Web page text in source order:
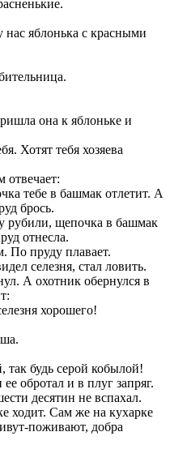
яблонька с красными
она к яблоньке и
Хотят тебя хозяева
отвечает:
тебе в башмак отлетит. А
брось.
рубили, щепочка в башмак
отнесла.
По пруду плавает.
селезня, стал ловить.
А охотник обернулся в
хорошего!
будь серой кобылой!
обротал и в плуг запряг.
десятин не вспахал.
ходит. Сам же на кухарке
поживают, добра